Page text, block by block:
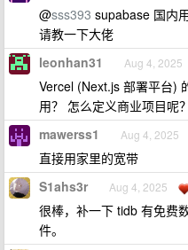
@sss393 supabase 国内
请教一下大佬
leonhan31 Aug 4, 2025
Vercel (Next.js 部署平台)
用？ 怎么定义商业项目呢？
mawerss1 Aug 4, 2025
直接用家里的宽带
S1ahs3r Aug 4, 2025
很棒，补一下 tidb 有免费
件。